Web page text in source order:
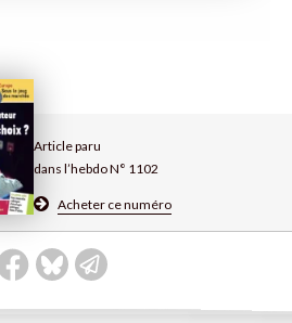
Article paru
dans l’hebdo N° 1102
Acheter ce numéro